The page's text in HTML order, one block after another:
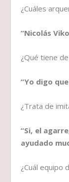
¿Cuáles
“Nicolás
¿Qué tiene
“Yo digo
¿Trata de
“Si, el
ayudado
¿Cuál equipo